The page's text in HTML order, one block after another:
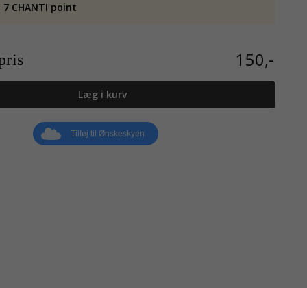
CHANTI point
150,-
Læg i kurv
Tilføj til Ønskeskyen